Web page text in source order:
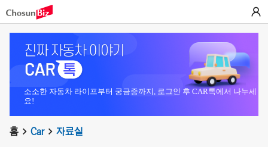
소소한 자동차 라이프부터 궁금증까지, 로그인 후 CAR톡에서 나누세
요!
홈 Car 자료실